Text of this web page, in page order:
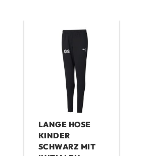
LANGE HOSE
KINDER
SCHWARZ MIT